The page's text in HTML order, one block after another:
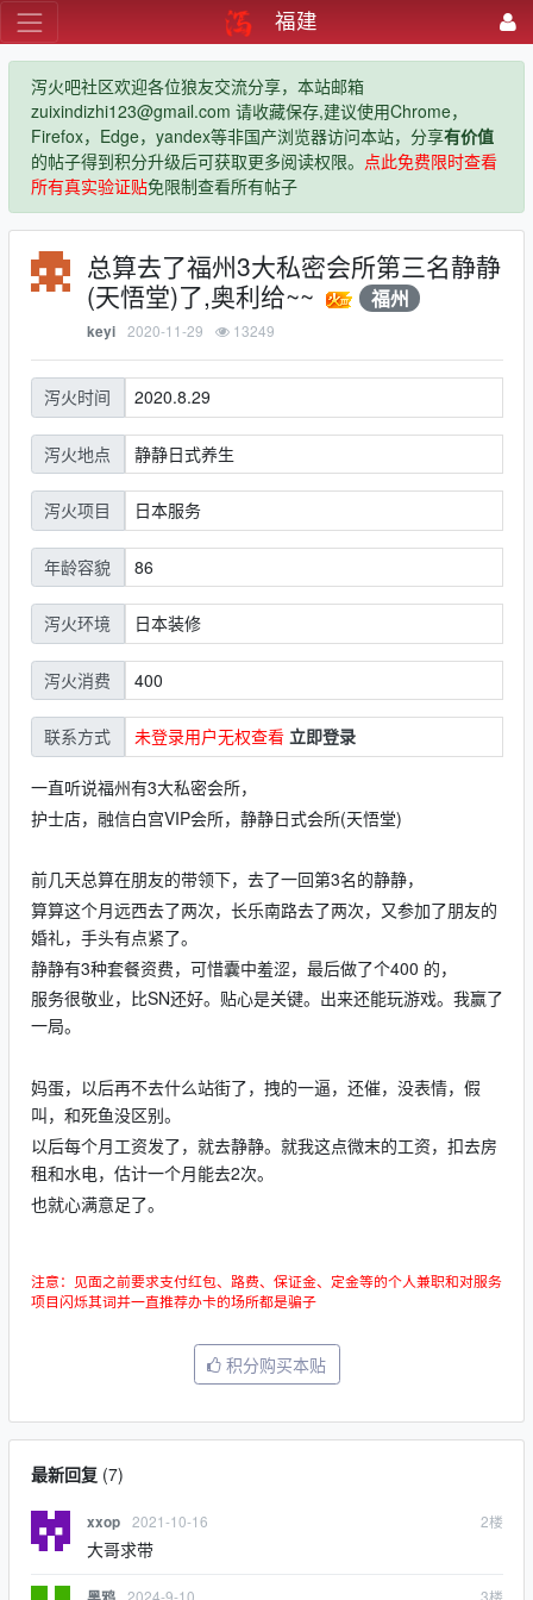
福建
泻火吧社区欢迎各位狼友交流分享，本站邮箱
zuixindizhi123@gmail.com 请收藏保存,建议使用Chrome，
Firefox，Edge，yandex等非国产浏览器访问本站，分享有价值
的帖子得到积分升级后可获取更多阅读权限。 点此免费限时查看
所有真实验证贴免限制查看所有帖子
总算去了福州3大私密会所第三名静静
(天悟堂)了,奥利给~~
福州
keyi 2020-11-29 13249
泻火时间 2020.8.29
泻火地点 静静日式养生
泻火项目 日本服务
年龄容貌 86
泻火环境 日本装修
泻火消费 400
联系方式 未登录用户无权查看 立即登录
一直听说福州有3大私密会所，
护士店，融信白宫VIP会所，静静日式会所(天悟堂)
前几天总算在朋友的带领下，去了一回第3名的静静，
算算这个月远西去了两次，长乐南路去了两次，又参加了朋友的
婚礼，手头有点紧了。
静静有3种套餐资费，可惜囊中羞涩，最后做了个400 的，
服务很敬业，比SN还好。贴心是关键。出来还能玩游戏。我赢了
一局。
妈蛋，以后再不去什么站街了，拽的一逼，还催，没表情，假
叫，和死鱼没区别。
以后每个月工资发了，就去静静。就我这点微末的工资，扣去房
租和水电，估计一个月能去2次。
也就心满意足了。
注意：见面之前要求支付红包、路费、保证金、定金等的个人兼职和对服务
项目闪烁其词并一直推荐办卡的场所都是骗子
积分购买本贴
最新回复(7)
xxop 2021-10-16 2楼
大哥求带